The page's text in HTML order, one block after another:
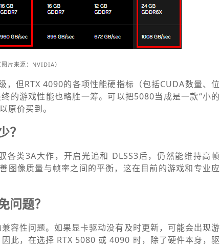
图片来源：NVIDIA）
，但RTX 4090的各项性能硬指标（包括CUDA数量、位
的游戏性能也略胜一筹。可以把5080当成是一款“小的
原价买到。
？
各类3A大作，开启光追和 DLSS3后，仍然能维持高帧
图像质量与帧率之间的平衡，这在目前的游戏和专业应
问题？
容性问题。如果显卡驱动没有及时更新，可能会出现游
此，在选择 RTX 5080 或 4090 时，除了硬件本身，驱